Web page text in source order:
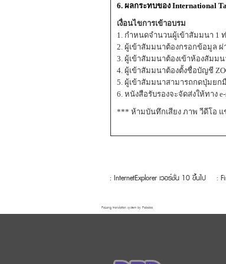
6. ผลกระทบของ International
เงื่อนไขการเข้าอบรม
1. กำหนดจำนวนผู้เข้าสัมมนา 1 ท่
2. ผู้เข้าสัมมนาต้องกรอกข้อมูล ผ่
3. ผู้เข้าสัมมนาต้องเข้าห้องสัมม
4. ผู้เข้าสัมมนาต้องตั้งชื่อบัญชี
5. ผู้เข้าสัมมนาสามารถกดปุ่มยก
6. หนังสือรับรองจะจัดส่งให้ทาง
*** ห้ามบันทึกเสียง ภาพ วีดีโอ
: InternetExplorer เวอร์ชั่น 10 ขึ้นไป :
FaLang translation system by Faboba